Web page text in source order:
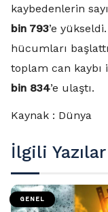
kaybedenlerin
bin 793’e
hücumları
toplam can kaybı
bin 834’e ulaştı.
Kaynak : Dünya
İlgili Yazılar
GENEL